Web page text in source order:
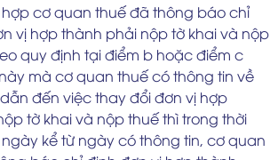
hợp cơ quan thuế đã thông báo chỉ
vị hợp thành phải nộp tờ khai và nộp
quy định tại điểm b hoặc điểm c
mà cơ quan thuế có thông tin về
dẫn đến việc thay đổi đơn vị hợp
tờ khai và nộp thuế thì trong thời
kể từ ngày có thông tin, cơ quan